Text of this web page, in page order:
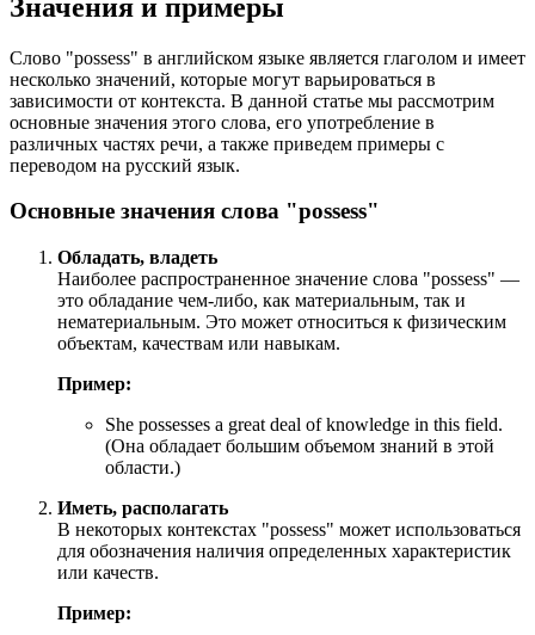
Значения и примеры
Слово "possess" в английском языке является глаголом и имеет
несколько значений, которые могут варьироваться в
зависимости от контекста. В данной статье мы рассмотрим
основные значения этого слова, его употребление в
различных частях речи, а также приведем примеры с
переводом на русский язык.
Основные значения слова "possess"
Обладать, владеть
Наиболее распространенное значение слова "possess" —
это обладание чем-либо, как материальным, так и
нематериальным. Это может относиться к физическим
объектам, качествам или навыкам.
Пример:
She possesses a great deal of knowledge in this field.
(Она обладает большим объемом знаний в этой
области.)
Иметь, располагать
В некоторых контекстах "possess" может использоваться
для обозначения наличия определенных характеристик
или качеств.
Пример: